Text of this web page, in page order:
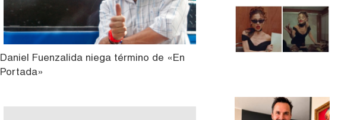
Daniel Fuenzalida niega término de «En
Portada»